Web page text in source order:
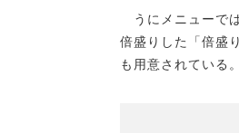
うにメニューで
倍盛りした「倍盛
も用意されている。